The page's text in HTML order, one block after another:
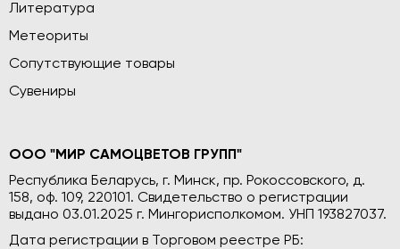
Литература
Метеориты
Сопутствующие товары
Сувениры
ООО "МИР САМОЦВЕТОВ ГРУПП"
Республика Беларусь, г. Минск, пр. Рокоссовского, д.
158, оф. 109, 220101. Свидетельство о регистрации
выдано 03.01.2025 г. Мингорисполкомом. УНП 193827037.
Дата регистрации в Торговом реестре РБ: